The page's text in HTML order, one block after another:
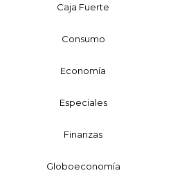
Caja Fuerte
Consumo
Economía
Especiales
Finanzas
Globoeconomía